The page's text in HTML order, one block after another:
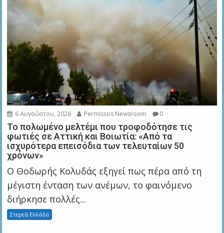
6 Αυγούστου, 2026 Permissos Newsroom 0
Το πολωμένο μελτέμι που τροφοδότησε τις
φωτιές σε Αττική και Βοιωτία: «Από τα
ισχυρότερα επεισόδια των τελευταίων 50
χρόνων»
Ο Θοδωρής Κολυδάς εξηγεί πως πέρα από τη
μέγιστη ένταση των ανέμων, το φαινόμενο
διήρκησε πολλές...
Στερεά Ελλάδα